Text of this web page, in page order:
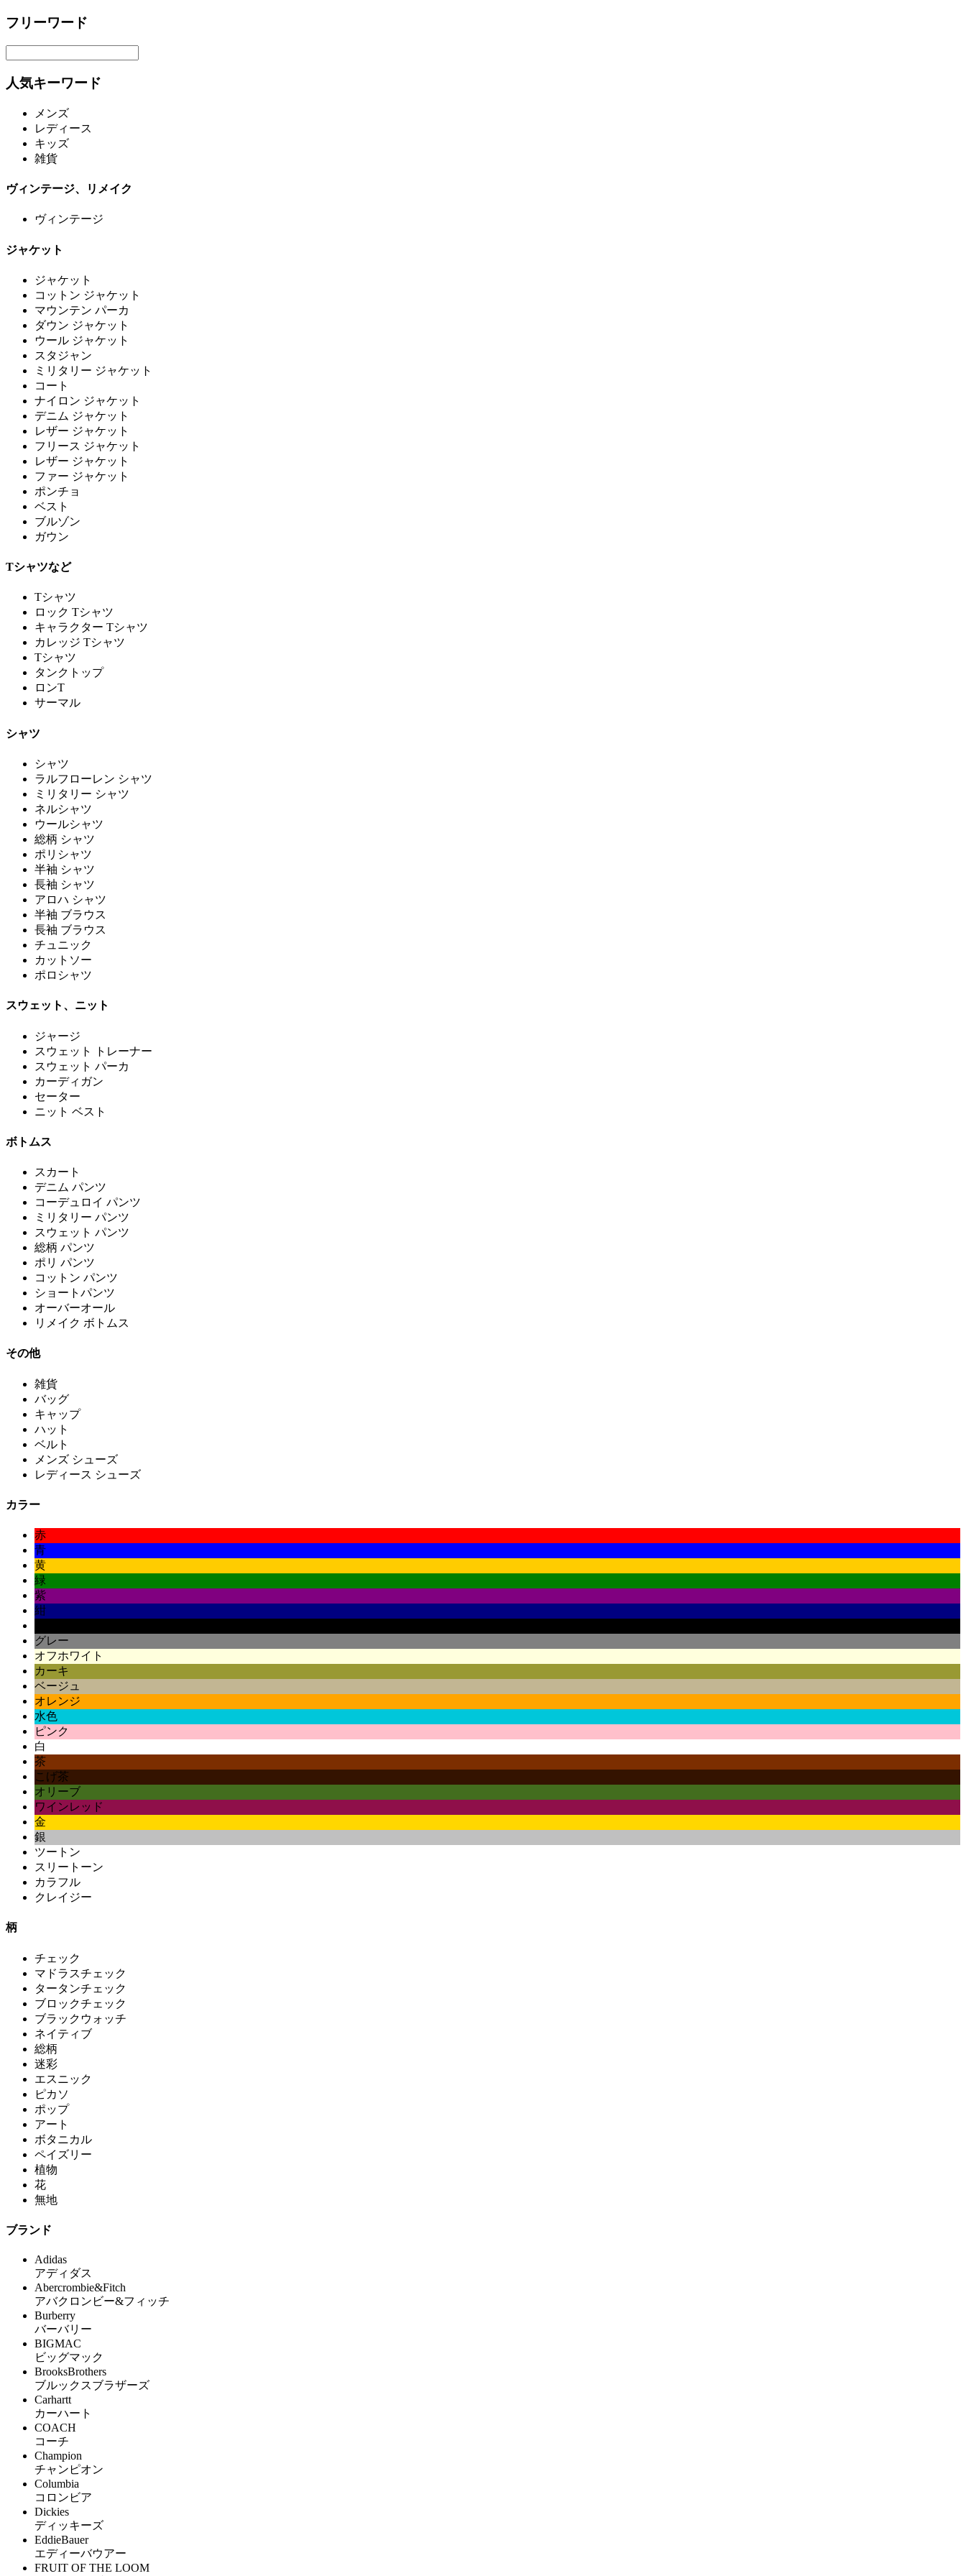
フリーワード
人気キーワード
メンズ
レディース
キッズ
雑貨
ヴィンテージ、リメイク
ヴィンテージ
ジャケット
ジャケット
コットン ジャケット
マウンテン パーカ
ダウン ジャケット
ウール ジャケット
スタジャン
ミリタリー ジャケット
コート
ナイロン ジャケット
デニム ジャケット
レザー ジャケット
フリース ジャケット
レザー ジャケット
ファー ジャケット
ポンチョ
ベスト
ブルゾン
ガウン
Tシャツなど
Tシャツ
ロック Tシャツ
キャラクター Tシャツ
カレッジ Tシャツ
Tシャツ
タンクトップ
ロンT
サーマル
シャツ
シャツ
ラルフローレン シャツ
ミリタリー シャツ
ネルシャツ
ウールシャツ
総柄 シャツ
ポリシャツ
半袖 シャツ
長袖 シャツ
アロハ シャツ
半袖 ブラウス
長袖 ブラウス
チュニック
カットソー
ポロシャツ
スウェット、ニット
ジャージ
スウェット トレーナー
スウェット パーカ
カーディガン
セーター
ニット ベスト
ボトムス
スカート
デニム パンツ
コーデュロイ パンツ
ミリタリー パンツ
スウェット パンツ
総柄 パンツ
ポリ パンツ
コットン パンツ
ショートパンツ
オーバーオール
リメイク ボトムス
その他
雑貨
バッグ
キャップ
ハット
ベルト
メンズ シューズ
レディース シューズ
カラー
赤
青
黄
緑
紫
紺
グレー
オフホワイト
カーキ
ベージュ
オレンジ
水色
ピンク
白
茶
こげ茶
オリーブ
ワインレッド
金
銀
ツートン
スリートーン
カラフル
クレイジー
柄
チェック
マドラスチェック
タータンチェック
ブロックチェック
ブラックウォッチ
ネイティブ
総柄
迷彩
エスニック
ピカソ
ポップ
アート
ボタニカル
ペイズリー
植物
花
無地
ブランド
Adidas
アディダス
Abercrombie&Fitch
アバクロンビー&フィッチ
Burberry
バーバリー
BIGMAC
ビッグマック
BrooksBrothers
ブルックスブラザーズ
Carhartt
カーハート
COACH
コーチ
Champion
チャンピオン
Columbia
コロンビア
Dickies
ディッキーズ
EddieBauer
エディーバウアー
FRUIT OF THE LOOM